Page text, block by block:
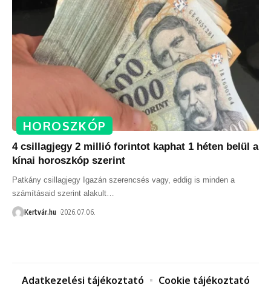
HOROSZKÓP
4 csillagjegy 2 millió forintot kaphat 1 héten belül a
kínai horoszkóp szerint
Patkány csillagjegy Igazán szerencsés vagy, eddig is minden a
számításaid szerint alakult
Kertvár.hu 2026.07.06.
Adatkezelési tájékoztató
Cookie tájékoztató